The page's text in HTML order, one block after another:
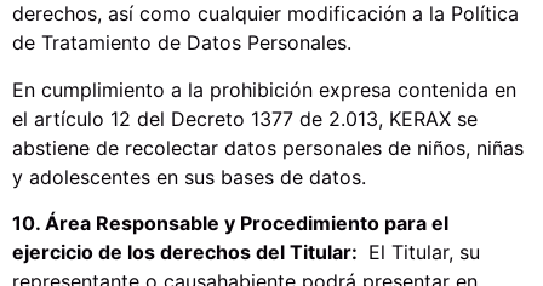
derechos, así como cualquier modificación a la Política
de Tratamiento de Datos Personales.
En cumplimiento a la prohibición expresa contenida en
el artículo 12 del Decreto 1377 de 2.013, KERAX se
abstiene de recolectar datos personales de niños, niñas
y adolescentes en sus bases de datos.
10. Área Responsable y Procedimiento para el
ejercicio de los derechos del Titular: El Titular, su